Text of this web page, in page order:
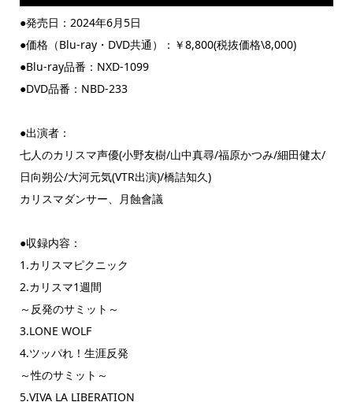
●発売日：2024年6月5日
●価格（Blu-ray・DVD共通）：￥8,800(税抜価格\8,000)
●Blu-ray品番：NXD-1099
●DVD品番：NBD-233
●出演者：
七人のカリスマ声優(小野友樹/山中真尋/福原かつみ/細田健太/
日向朔公/大河元気(VTR出演)/橋詰知久)
カリスマダンサー、月蝕會議
●収録内容：
1.カリスマピクニック
2.カリスマ1週間
～反発のサミット～
3.LONE WOLF
4.ツッパれ！生涯反発
～性のサミット～
5.VIVA LA LIBERATION